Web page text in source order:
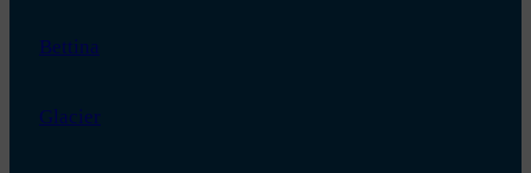
Bettina
Glacier